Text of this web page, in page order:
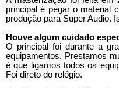
principal é pegar o material
produção para Super Audio.
Houve algum cuidado
O principal foi durante a
equipamentos. Prestamos
é que ligamos todos os
Foi direto do relógio.